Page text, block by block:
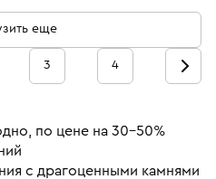
еще
3 4
по цене на 30-50%
с драгоценными камнями